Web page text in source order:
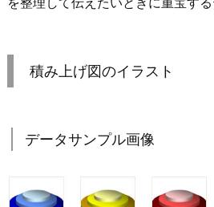
積み上げ図のイラスト
データサンプル画像